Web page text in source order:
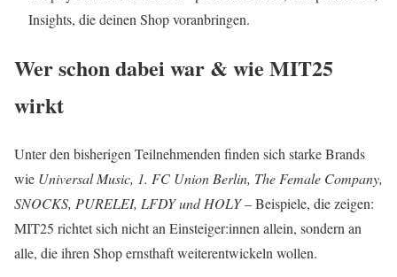
Insights, die deinen Shop voranbringen.
Wer schon dabei war & wie MIT25
wirkt
Unter den bisherigen Teilnehmenden finden sich starke Brands
wie Universal Music, 1. FC Union Berlin, The Female Company,
SNOCKS, PURELEI, LFDY und HOLY– Beispiele, die zeigen:
MIT25 richtet sich nicht an Einsteiger:innen allein, sondern an
alle, die ihren Shop ernsthaft weiterentwickeln wollen.